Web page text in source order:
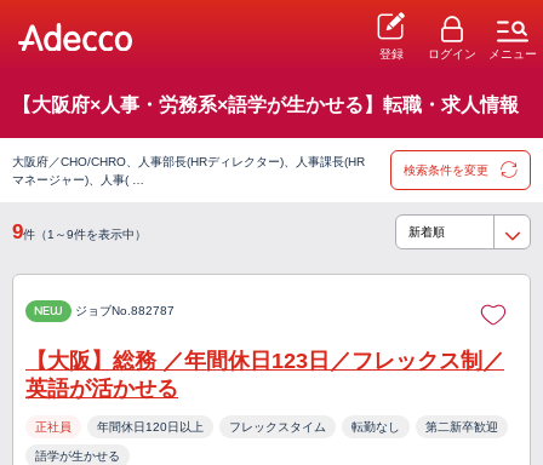
登録 ログイン メニュー
【大阪府×人事・労務系×語学が生かせる】転職・求人情報
大阪府／CHO/CHRO、人事部長(HRディレクター)、人事課長(HR
マネージャー)、人事( …
検索条件を変更
9件（1～9件を表示中）
NEW ジョブNo.882787
【大阪】総務 ／年間休日123日／フレックス制／
英語が活かせる
正社員 年間休日120日以上 フレックスタイム 転勤なし 第二新卒歓迎
語学が生かせる